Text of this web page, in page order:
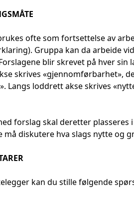
ofte som fortsettelse av
Gruppa kan da arbeide
blir skrevet på hver sin
skrives «gjennomførbarhet»,
Langs loddrett akse skrives
forslag skal deretter
må diskutere hva slags nytte og
kan du stille følgende